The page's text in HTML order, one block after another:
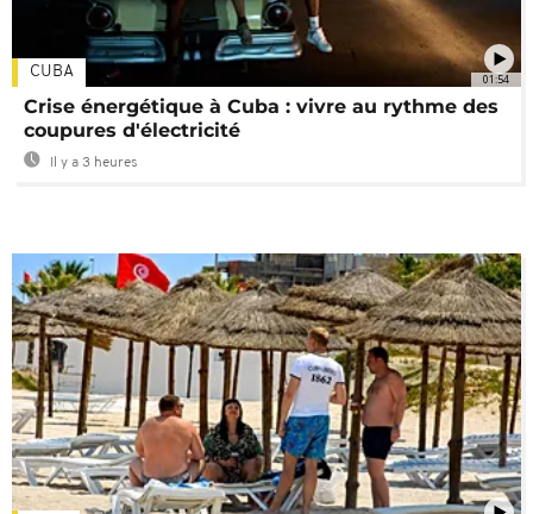
01:54
CUBA
Crise énergétique à Cuba : vivre au rythme des
coupures d'électricité
Il y a 3 heures